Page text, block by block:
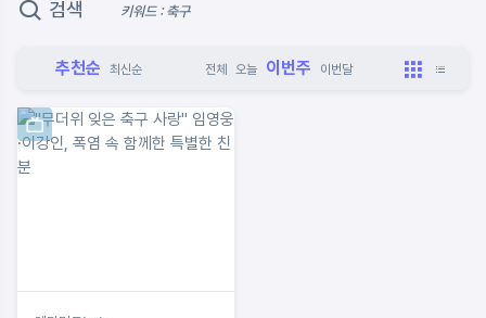
검색 키워드 : 축구
추천순 최신순 전체 오늘 이번주 이번달